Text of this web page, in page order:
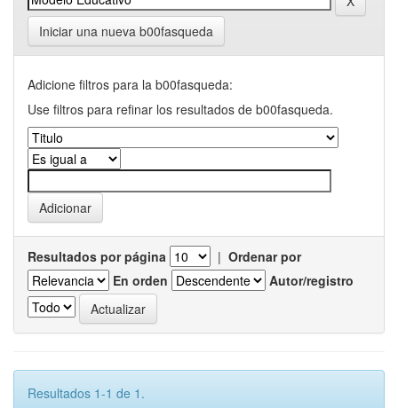
Iniciar una nueva b00fasqueda
Adicione filtros para la b00fasqueda:
Use filtros para refinar los resultados de b00fasqueda.
Resultados por página | Ordenar por
En orden
Autor/registro
Resultados 1-1 de 1.